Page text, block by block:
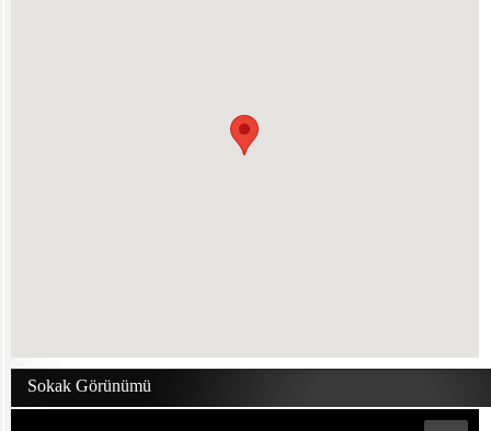
Sokak Görünümü